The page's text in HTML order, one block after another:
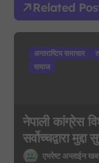
t
i
Related
अन्तराष्टिय समाचार
समाज
नेपाली कांग्रेस
सर्वोच्चद्वारा
पुरानो फैसला
एभरेष्ट अन्लाईन